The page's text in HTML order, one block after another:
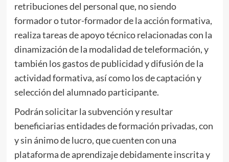
retribuciones del personal que, no siendo
formador o tutor-formador de la acción formativa,
realiza tareas de apoyo técnico relacionadas con la
dinamización de la modalidad de teleformación, y
también los gastos de publicidad y difusión de la
actividad formativa, así como los de captación y
selección del alumnado participante.
Podrán solicitar la subvención y resultar
beneficiarias entidades de formación privadas, con
y sin ánimo de lucro, que cuenten con una
plataforma de aprendizaje debidamente inscrita y